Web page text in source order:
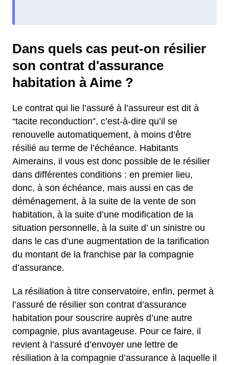
Dans quels cas peut-on résilier
son contrat d'assurance
habitation à Aime ?
Le contrat qui lie l’assuré à l’assureur est dit à
“tacite reconduction”, c’est-à-dire qu’il se
renouvelle automatiquement, à moins d’être
résilié au terme de l’échéance. Habitants
Aimerains, il vous est donc possible de le résilier
dans différentes conditions : en premier lieu,
donc, à son échéance, mais aussi en cas de
déménagement, à la suite de la vente de son
habitation, à la suite d’une modification de la
situation personnelle, à la suite d’ un sinistre ou
dans le cas d’une augmentation de la tarification
du montant de la franchise par la compagnie
d’assurance.
La résiliation à titre conservatoire, enfin, permet à
l’assuré de résilier son contrat d’assurance
habitation pour souscrire auprès d’une autre
compagnie, plus avantageuse. Pour ce faire, il
revient à l’assuré d’envoyer une lettre de
résiliation à la compagnie d’assurance à laquelle il